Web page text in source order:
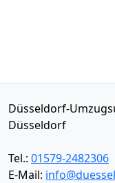
Düsseldorf-
Düsseldorf
Tel.: 01579-2482306
E-Mail: